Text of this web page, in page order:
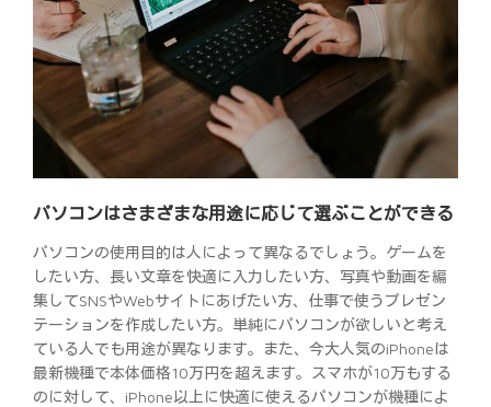
パソコンはさまざまな用途に応じて選ぶことができる
パソコンの使用目的は人によって異なるでしょう。ゲームを
したい方、長い文章を快適に入力したい方、写真や動画を編
集してSNSやWebサイトにあげたい方、仕事で使うプレゼン
テーションを作成したい方。単純にパソコンが欲しいと考え
ている人でも用途が異なります。また、今大人気のiPhoneは
最新機種で本体価格10万円を超えます。スマホが10万もする
のに対して、iPhone以上に快適に使えるパソコンが機種によ